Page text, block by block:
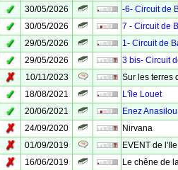
✓ 30/05/2026
-6- Circuit de
✓ 30/05/2026
7 - Circuit de
✓ 29/05/2026
1- Circuit de
✓ 29/05/2026
3 bis- Circuit
✗ 10/11/2023
Sur les terres
✓ 18/08/2021
L'île Louet
✓ 20/06/2021
Enez Anasilou
✗ 24/09/2020
Nirvana
✗ 01/09/2019
EVENT de
✗ 16/06/2019
Le chêne de